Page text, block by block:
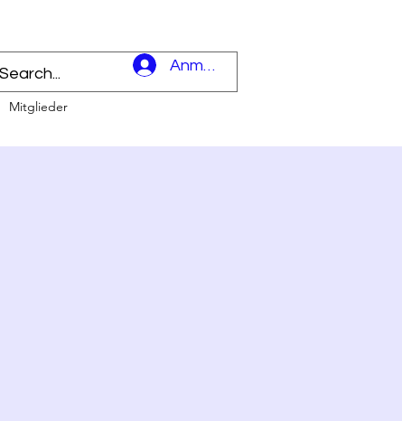
Anmelden
Mitglieder